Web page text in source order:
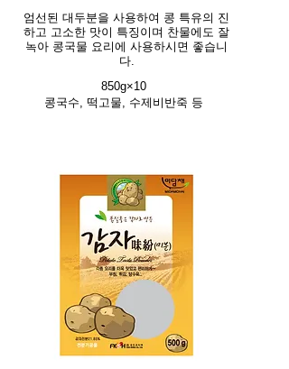
엄선된 대두분을 사용하여 콩 특유의 진
하고 고소한 맛이 특징이며 찬물에도 잘
녹아 콩국물 요리에 사용하시면 좋습니
다.
850g×10
콩국수, 떡고물, 수제비반죽 등